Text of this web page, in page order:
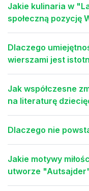
Jakie kulinaria w
społeczną pozycję
Dlaczego
wierszami jest
Jak współczesne
na literaturę
Dlaczego nie
Jakie motywy
utworze